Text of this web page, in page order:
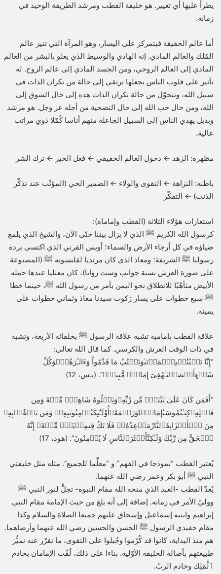
يطرأ عليها أي تغيير. هو خليفة القطب ومرشد الطريقة الوحيد في
زمانه.
أما عالم الحقيقة فيتمركز على اليسار، وهو المرآة التي تنير عالم
المُلك والعالم المادي. إنه الهادي والوسيط الذي يعلو بالبشر من العالم
المادي إلى العالم الروحي، ومن الجسد المادي إلى عالم الروح. له
تأثير على قلوب الناس يجعلها ترتقي إلى حالة من نكران الذات في
سبيل الله، وتتحوّل من حالة نكران الذات هذه إلى حال الشوق إلى
الله، ومن حال حب الله إلى حال التضحية من أجله عز وجل. هو مرشد
وبديل يهدي الناس إلى السبيل الجاعلة منهم أناسا كُمّلا ذوي مراتب
عالية.
مظهره: الزهد ← دخول العالم الحقيقي ← فعل الخير ← ترك الشر
باطنه: النزاهة ← التقوى والولاء ← الضمير الحي (المؤنِّب عند تذكّر
الذنب) ← التفكّر
استعارات هؤلاء الثلاثة (القطب وإماماه):
كرسول الله الكريم ﷺ الذي لا يزال بيننا حتّى الآن، والشيخ الذي يلمع
ضياؤه في كل أرجاء الأرض والسماء؛ أويس القرني الذي اكتسى بردة
رسولنا ﷺ الشريفة؛ ومعاذ الذي كان مرتديا لقلنسوته ﷺ (المصنوعة
على صورة العرش بستة جوانب وست زوايا)، كان معتليا عندها جمله
الأبيض متأهّبًا للانطلاق نحو اليمن بأمر من رسول الله ﷺ، حينما خطا
ﷺ سبع خطوات على يسار رَكوب سيدنا معاذ وثماني خطوات على
يمينه.
علاقة القطب بإماميه تشبه علاقة الرسول ﷺ بخلفائه الأربعة، وتشبه
في ذات الوقت العرش والكرسي. كما قال الله تعالى:
“إِنَّا نَحۡنُنُحۡىِٱلۡمَوۡتَىٰوَنَڪۡتُبُ مَا قَدَّمُواْ وَءَاثَـٰرَهُمۡۚوَكُلَّ
شَىۡءٍأَحۡصَيۡنَـٰهُفِىٓ إِمَامٍ۬ مُّبِينٍ۬”. (يـس، 12)
“أَفَمَن كَانَ عَلَىٰ بَيِّنَةٍ۬ مِّن رَّبِّهِۦوَيَتۡلُوهُ شَاهِدٌ۬ مِّنۡهُ وَمِن
قَبۡلِهِۦكِتَـٰبُمُوسَىٰٓإِمَامً۬اوَرَحۡمَةً‌ۚأُوْلَـٰٓٮِٕكَيُؤۡمِنُونَبِهِۦ‌ۚ وَمَن يَكۡفُرۡبِهِۦ
مِنَ ٱلۡأَحۡزَابِفَٱلنَّارُمَوۡعِدُهُۥ‌ۚ فَلَا تَكُ فِىمِرۡيَةٍ۬ مِّنۡهُ‌ۚ إِنَّهُ
ٱلۡحَقُّ مِن رَّبِّكَ وَلَـٰكِنَّأَڪۡثَرَٱلنَّاسِ لَا يُؤۡمِنُونَ”. (هود، 17)
يُعتبر القطب “نموذجا في الفهم” و “معلِّما للجميع”. مثله مثل خليفتي
النبي ﷺ أبو بكر وعمر رضي الله عنهما.
يُعدّ القطب -العبد الذي منحه الله مقام النبوة- تجلٍّ لنور النبي ﷺ
ووليّ الأمر في زمانه. إضافة إلى أنه بلغ من حيث الإمامة مقام النبي
إبراهيم وابنيه إسماعيل وإسحاق عليهم جميعا الصلاة والسلام وكذا
مقام حفيدي الرسول ﷺ الحسن والحسين رضي الله عنهما وأرضاهما.
هم منذ البداية، كانوا قد كُرّموا وجُبلوا على التقوى، ما تقرّر عنه تميُّز
طبيعتهم بأصالة الخليقة الأوّلية. بناءا على ذلك، لُقّب الإمامان بخادم
ٱلْمَلِك وخادم الربّ.